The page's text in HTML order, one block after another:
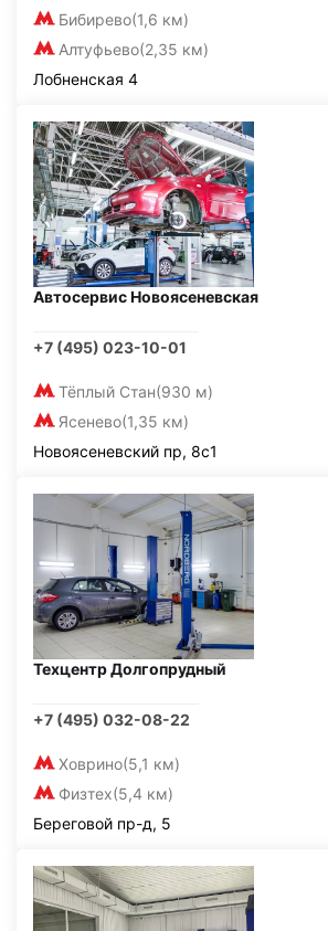
Бибирево(1,6 км)
Алтуфьево(2,35 км)
Лобненская 4
Автосервис Новоясеневская
+7 (495) 023-10-01
Тёплый Стан(930 м)
Ясенево(1,35 км)
Новоясеневский пр, 8с1
Техцентр Долгопрудный
+7 (495) 032-08-22
Ховрино(5,1 км)
Физтех(5,4 км)
Береговой пр-д, 5